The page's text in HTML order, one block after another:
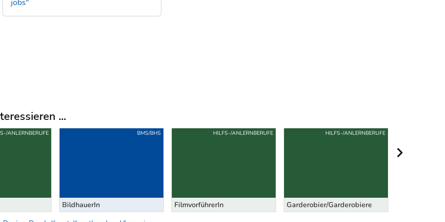
jobs"
...
ANLERNBERUFE
BildhauerIn
BMS/BHS
FilmvorführerIn
HILFS-/ANLERNBERUFE
Garderobier/Garderobiere
HILFS-/ANLERNBERUFE